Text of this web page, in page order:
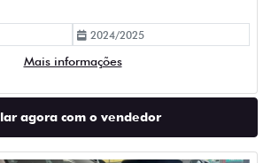
2024/2025
Mais informações
agora com o vendedor